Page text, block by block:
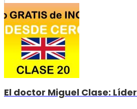
El doctor Miguel Clase: